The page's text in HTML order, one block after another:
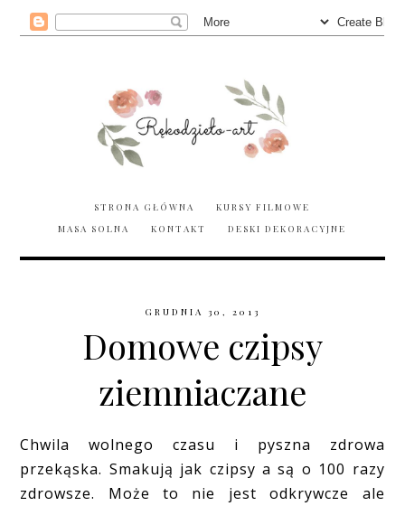
STRONA GŁÓWNA
KURSY FILMOWE
MASA SOLNA
KONTAKT DESKI DEKORACYJNE
GRUDNIA 30, 2013
Domowe czipsy
ziemniaczane
Chwila wolnego czasu i pyszna zdrowa
przekąska. Smakują jak czipsy a są o 100 razy
zdrowsze. Może to nie jest odkrywcze ale